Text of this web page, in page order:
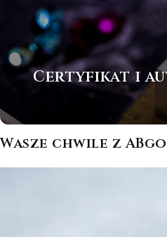
Certyfikat i
Wasze chwile z